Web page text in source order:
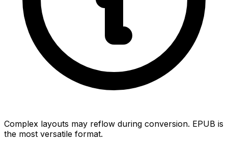
Complex layouts may reflow during conversion. EPUB is
the most versatile format.